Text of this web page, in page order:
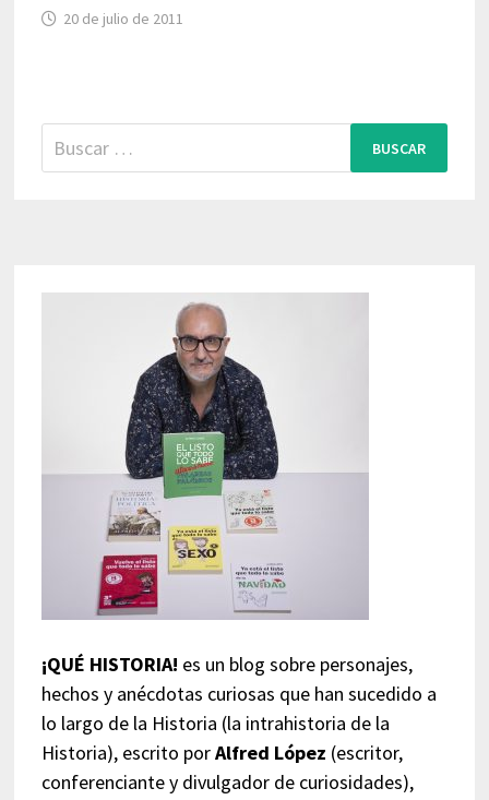
20 de julio de 2011
Buscar:
¡QUÉ HISTORIA! es un blog sobre personajes,
hechos y anécdotas curiosas que han sucedido a
lo largo de la Historia (la intrahistoria de la
Historia), escrito porAlfred López (escritor,
conferenciante y divulgador de curiosidades),